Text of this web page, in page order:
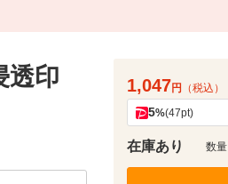
透印 1,047円 （税込）
5%(47pt)
在庫あり 数量